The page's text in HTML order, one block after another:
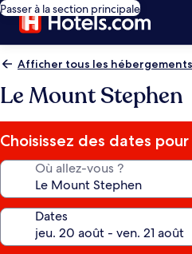
Passer à la section principale
Afficher tous les hébergements
Le Mount Stephen
Choisissez des dates
Où allez-vous ?
Dates